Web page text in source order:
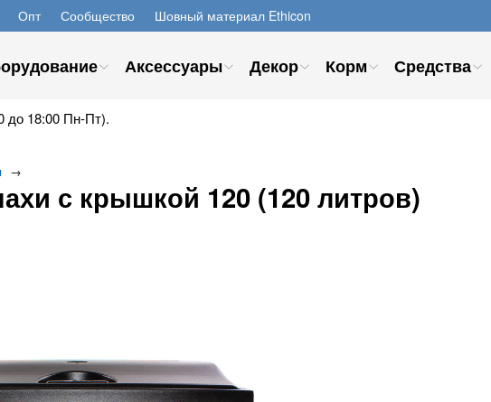
Опт Сообщество Шовный материал Ethicon
Аксессуары Декор Корм Средства
до 18:00 Пн-Пт).
→
с крышкой 120 (120 литров)